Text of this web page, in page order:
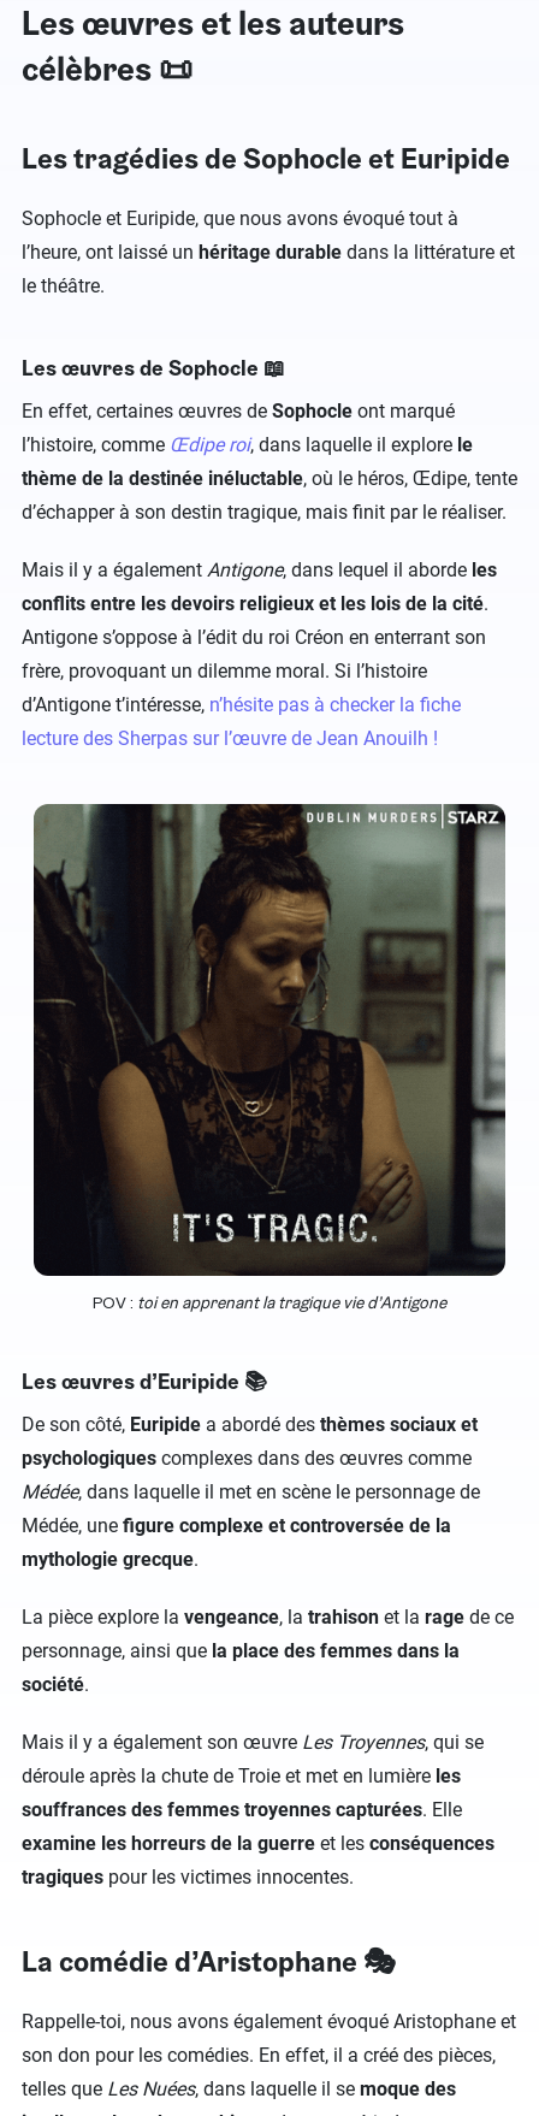
Les œuvres et les auteurs
célèbres 📜
Les tragédies de Sophocle et Euripide
Sophocle et Euripide, que nous avons évoqué tout à
l’heure, ont laissé un héritage durable dans la littérature et
le théâtre.
Les œuvres de Sophocle 📖
En effet, certaines œuvres de Sophocle ont marqué
l’histoire, comme Œdipe roi, dans laquelle il explore le
thème de la destinée inéluctable, où le héros, Œdipe, tente
d’échapper à son destin tragique, mais finit par le réaliser.
Mais il y a également Antigone, dans lequel il aborde les
conflits entre les devoirs religieux et les lois de la cité.
Antigone s’oppose à l’édit du roi Créon en enterrant son
frère, provoquant un dilemme moral. Si l’histoire
d’Antigone t’intéresse, n’hésite pas à checker la fiche
lecture des Sherpas sur l’œuvre de Jean Anouilh !
POV : toi en apprenant la tragique vie d’Antigone
Les œuvres d’Euripide 📚
De son côté, Euripide a abordé des thèmes sociaux et
psychologiques complexes dans des œuvres comme
Médée, dans laquelle il met en scène le personnage de
Médée, une figure complexe et controversée de la
mythologie grecque.
La pièce explore la vengeance, la trahison et la rage de ce
personnage, ainsi que la place des femmes dans la
société.
Mais il y a également son œuvre Les Troyennes, qui se
déroule après la chute de Troie et met en lumière les
souffrances des femmes troyennes capturées. Elle
examine les horreurs de la guerre et les conséquences
tragiques pour les victimes innocentes.
La comédie d’Aristophane 🎭
Rappelle-toi, nous avons également évoqué Aristophane et
son don pour les comédies. En effet, il a créé des pièces,
telles que Les Nuées, dans laquelle il se moque des